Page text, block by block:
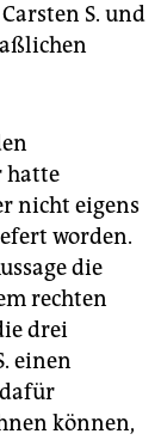
S. und
hatte
nicht eigens
worden.
die
rechten
drei
einen
können,